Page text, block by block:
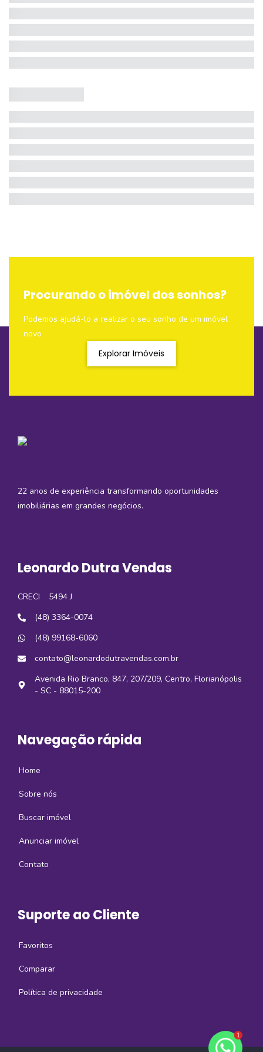
Procurando o imóvel dos sonhos?
Podemos ajudá-lo a realizar o seu sonho de um imóvel
novo
Explorar Imóveis
22 anos de experiência transformando oportunidades
imobiliárias em grandes negócios.
Leonardo Dutra Vendas
CRECI
5494 J
(48) 3364-0074
(48) 99168-6060
contato@leonardodutravendas.com.br
Avenida Rio Branco, 847, 207/209, Centro, Florianópolis
- SC - 88015-200
Navegação rápida
Home
Sobre nós
Buscar imóvel
Anunciar imóvel
Contato
Suporte ao Cliente
Favoritos
Comparar
Política de privacidade
1